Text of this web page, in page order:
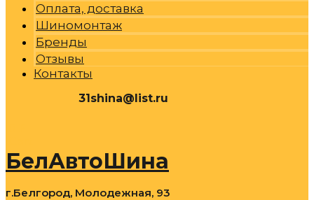
Оплата, доставка
Шиномонтаж
Бренды
Отзывы
Контакты
31shina@list.ru
БелАвтоШина
г.Белгород, Молодежная, 93